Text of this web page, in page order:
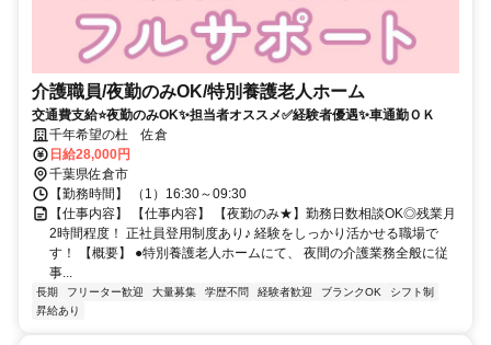
介護職員/夜勤のみOK/特別養護老人ホーム
交通費支給⭐️夜勤のみOK✨担当者オススメ✅️経験者優遇✨車通勤ＯＫ
千年希望の杜 佐倉
日給28,000円
千葉県佐倉市
【勤務時間】 （1）16:30～09:30
【仕事内容】 【仕事内容】 【夜勤のみ★】勤務日数相談OK◎残業月
2時間程度！ 正社員登用制度あり♪ 経験をしっかり活かせる職場で
す！ 【概要】 ●特別養護老人ホームにて、 夜間の介護業務全般に従
事...
長期 フリーター歓迎 大量募集 学歴不問 経験者歓迎 ブランクOK
シフト制
昇給あり